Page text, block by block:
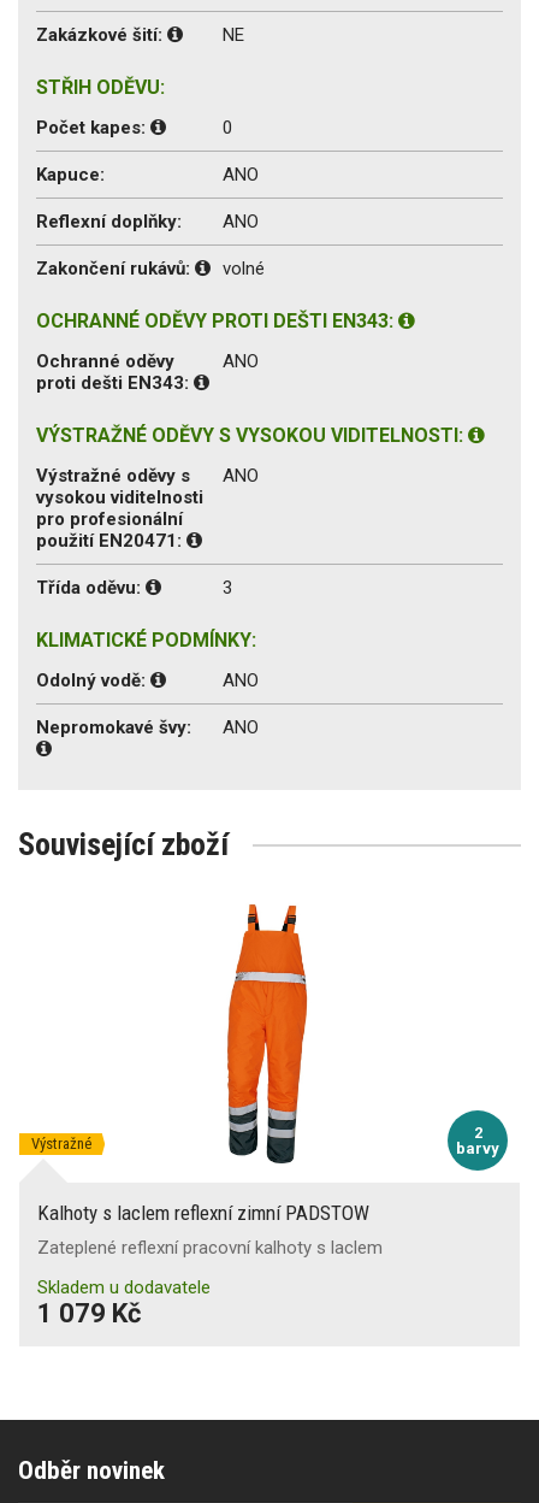
Zakázkové šití: NE
STŘIH ODĚVU:
Počet kapes: 0
Kapuce: ANO
Reflexní doplňky: ANO
Zakončení rukávů: volné
OCHRANNÉ ODĚVY PROTI DEŠTI EN343:
Ochranné oděvy
proti dešti EN343:
ANO
VÝSTRAŽNÉ ODĚVY S VYSOKOU VIDITELNOSTI:
Výstražné oděvy s
vysokou viditelnosti
pro profesionální
použití EN20471:
ANO
Třída oděvu: 3
KLIMATICKÉ PODMÍNKY:
Odolný vodě: ANO
Nepromokavé švy: ANO
Související zboží
2
barvy
Výstražné
Kalhoty s laclem reflexní zimní PADSTOW
Zateplené reflexní pracovní kalhoty s laclem
Skladem u dodavatele
1 079 Kč
Odběr novinek